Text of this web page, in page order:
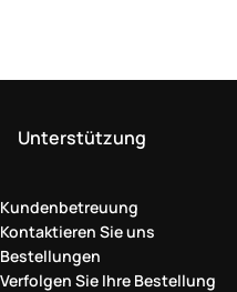
Unterstützung
Kundenbetreuung
Kontaktieren Sie uns
Bestellungen
Verfolgen Sie Ihre Bestellung